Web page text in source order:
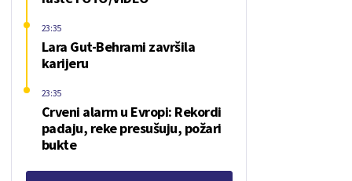
Lara Gut-Behrami završila
karijeru
23:35
Crveni alarm u Evropi: Rekordi
padaju, reke presušuju, požari
bukte
23:35